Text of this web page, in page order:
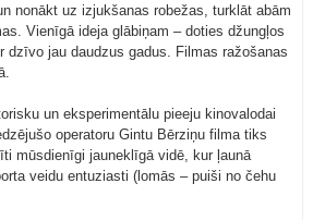
nonākt uz izjukšanas robežas, turklāt abām
Vienīgā ideja glābiņam – doties džungļos
jau daudzus gadus. Filmas ražošanas
un eksperimentālu pieeju kinovalodai
operatoru Gintu Bērziņu filma tiks
mūsdienīgi jauneklīgā vidē, kur ļaunā
veidu entuziasti (lomās – puiši no čehu